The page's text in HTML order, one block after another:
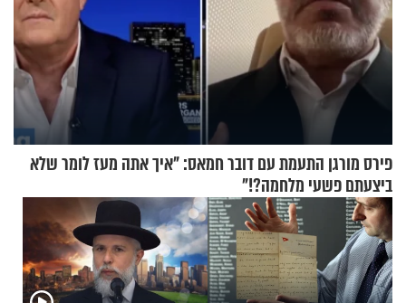
פירס מורגן התעמת עם דובר חמאס: "איך אתה מעז לומר שלא
ביצעתם פשעי מלחמה?!"